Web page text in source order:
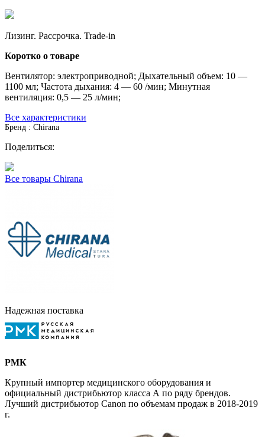
Лизинг. Рассрочка. Trade-in
Коротко о товаре
Вентилятор: электроприводной; Дыхательный объем: 10 —
1100 мл; Частота дыхания: 4 — 60 /мин; Минутная
вентиляция: 0,5 — 25 л/мин;
Все характеристики
Бренд : Chirana
Поделиться:
Все товары Chirana
Надежная поставка
РМК
Крупный импортер медицинского оборудования и
официальный дистрибьютор класса А по ряду брендов.
Лучший дистрибьютор Canon по объемам продаж в 2018-2019
г.